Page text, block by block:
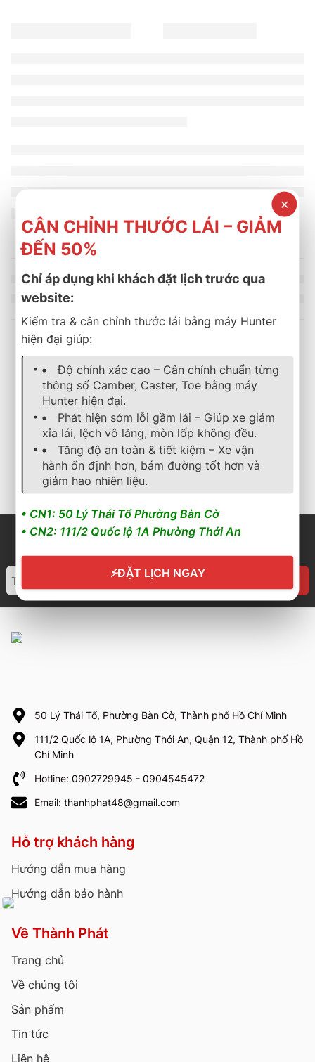
Sản phẩm tương tự
lốp xe michelin, energy,mặc định
Lốp Xe MICHELIN 195/60R15 88V Energy XM 2+
2.214.000 ₫
Cần nhận báo giá mới
nhất? Nhấn vào đây để
trao đổi ngay
lốp xe michelin , energy
Lốp Xe MICHELIN 175/
1.782.000₫
Cần nhận báo giá mới
✕
CÂN CHỈNH THƯỚC LÁI – GIẢM
ĐẾN 50%
Chỉ áp dụng khi khách đặt lịch trước qua
website:
Kiểm tra & cân chỉnh thước lái bằng máy Hunter
hiện đại giúp:
Độ chính xác cao – Cân chỉnh chuẩn từng
thông số Camber, Caster, Toe bằng máy
Hunter hiện đại.
Phát hiện sớm lỗi gầm lái – Giúp xe giảm
xỉa lái, lệch vô lăng, mòn lốp không đều.
Tăng độ an toàn & tiết kiệm – Xe vận
hành ổn định hơn, bám đường tốt hơn và
giảm hao nhiên liệu.
• CN1: 50 Lý Thái Tổ Phường Bàn Cờ
• CN2: 111/2 Quốc lộ 1A Phường Thới An
⚡ĐẶT LỊCH NGAY
50 Lý Thái Tổ, Phường Bàn Cờ, Thành phố Hồ Chí Minh
111/2 Quốc lộ 1A, Phường Thới An, Quận 12, Thành phố Hồ
Chí Minh
Hotline: 0902729945 - 0904545472
Email: thanhphat48@gmail.com
Hỗ trợ khách hàng
Hướng dẫn mua hàng
Hướng dẫn bảo hành
Về Thành Phát
Trang chủ
Về chúng tôi
Sản phẩm
Tin tức
Liên hệ